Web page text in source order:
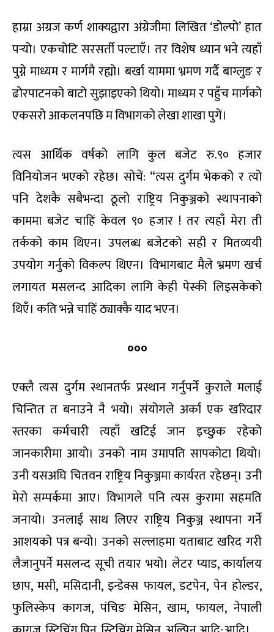
हाम्रा अग्रज कर्ण शाक्यद्वारा अंग्रेजीमा लिखित ‘डोल्पो’ हात
पर्‍यो। एकचोटि सरसर्ती पल्टाएँ। तर विशेष ध्यान भने त्यहाँ
पुग्ने माध्यम र मार्गमै रह्यो। बर्खा याममा भ्रमण गर्दै बाग्लुङ र
ढोरपाटनको बाटो सुझाइएको थियो। माध्यम र पहुँच मार्गको
एकसरो आकलनपछि म विभागको लेखा शाखा पुगें।
त्यस आर्थिक वर्षको लागि कुल बजेट रु.९० हजार
विनियोजन भएको रहेछ। सोचें: “त्यस दुर्गम भेकको र त्यो
पनि देशकै सबैभन्दा ठूलो राष्ट्रिय निकुञ्जको स्थापनाको
काममा बजेट चाहिं केवल ९० हजार ! तर त्यहाँ मेरा ती
तर्कको काम थिएन। उपलब्ध बजेटको सही र मितव्ययी
उपयोग गर्नुको विकल्प थिएन। विभागबाट मैले भ्रमण खर्च
लगायत मसलन्द आदिका लागि केही पेस्की लिइसकेको
थिएँ। कति भन्ने चाहिं ठ्याक्कै याद भएन।
०००
एक्लै त्यस दुर्गम स्थानतर्फ प्रस्थान गर्नुपर्ने कुराले मलाई
चिन्तित त बनाउने नै भयो। संयोगले अर्का एक खरिदार
स्तरका कर्मचारी त्यहाँ खटिई जान इच्छुक रहेको
जानकारीमा आयो। उनको नाम उमापति सापकोटा थियो।
उनी यसअघि चितवन राष्ट्रिय निकुञ्जमा कार्यरत रहेछन्। उनी
मेरो सम्पर्कमा आए। विभागले पनि त्यस कुरामा सहमति
जनायो। उनलाई साथ लिएर राष्ट्रिय निकुञ्ज स्थापना गर्ने
आशयको पत्र बन्यो। उनको सल्लाहमा यताबाट खरिद गरी
लैजानुपर्ने मसलन्द सूची तयार भयो। लेटर प्याड, कार्यालय
छाप, मसी, मसिदानी, इन्डेक्स फायल, डटपेन, पेन होल्डर,
फुलिस्केप कागज, पंचिङ मेसिन, खाम, फायल, नेपाली